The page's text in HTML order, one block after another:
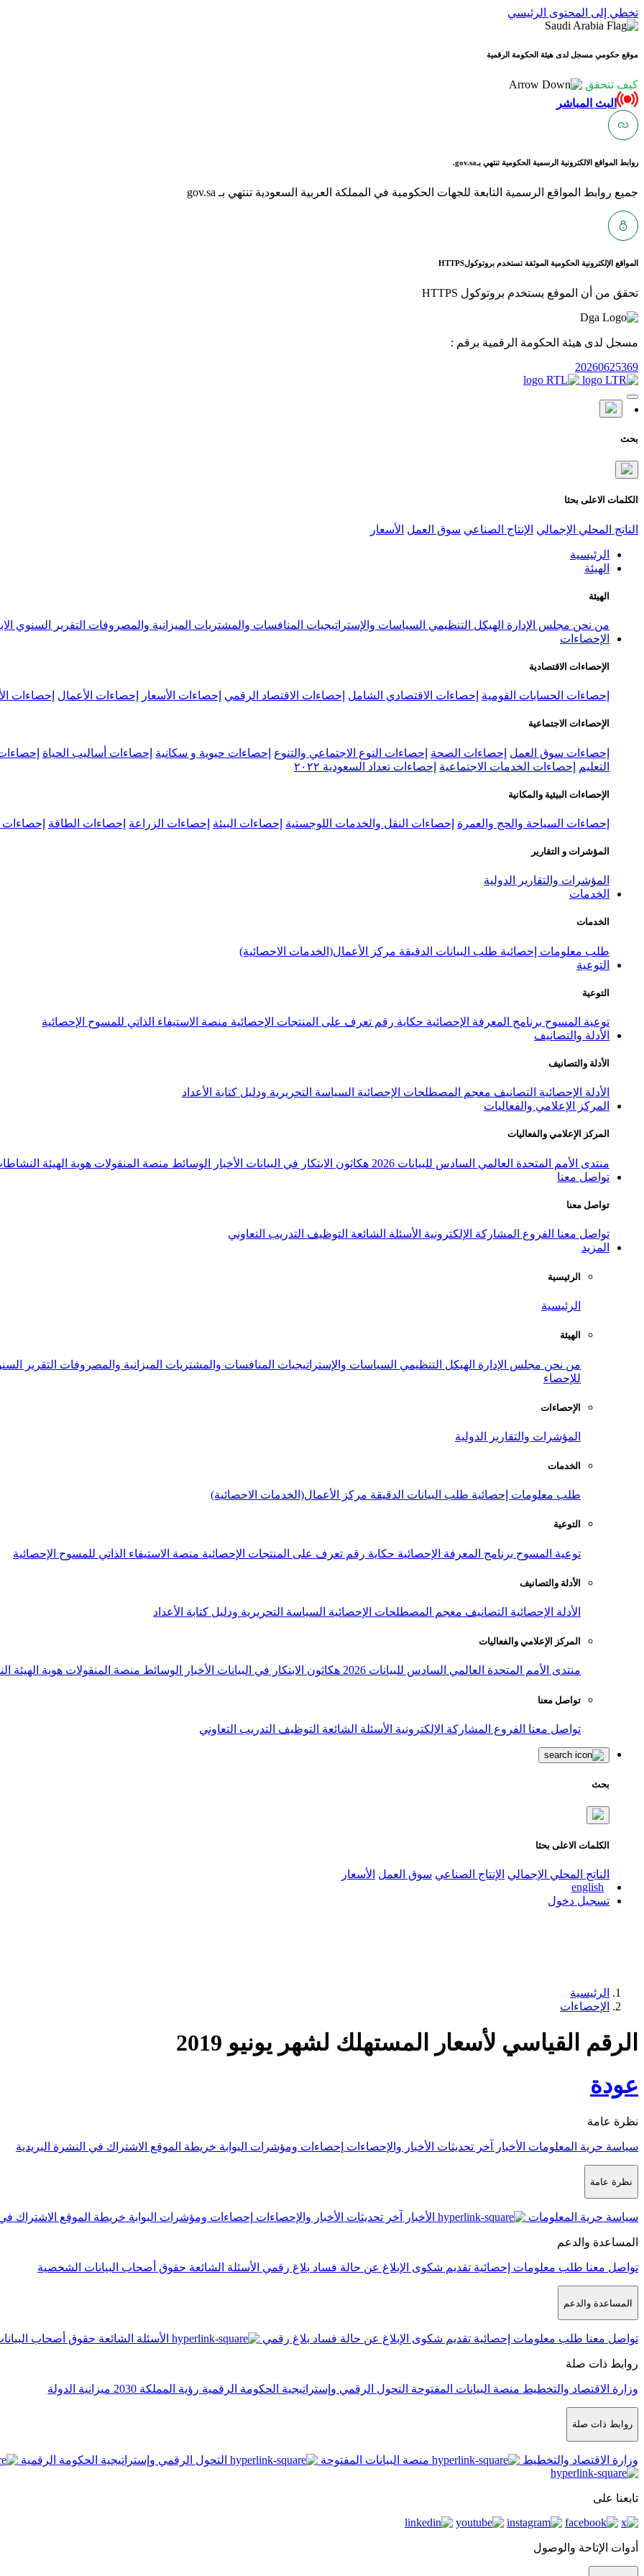
تخطي إلى المحتوى الرئيسي
موقع حكومي مسجل لدى هيئة الحكومة الرقمية
كيف تتحقق
البث المباشر
روابط المواقع الالكترونية الرسمية الحكومية تنتهي بـgov.sa.
جميع روابط المواقع الرسمية التابعة للجهات الحكومية في المملكة العربية السعودية تنتهي بـ gov.sa
المواقع الإلكترونية الحكومية الموثقة تستخدم بروتوكولHTTPS
تحقق من أن الموقع يستخدم بروتوكول HTTPS
مسجل لدى هيئة الحكومة الرقمية برقم :
20260625369
بحث
الكلمات الاعلى بحثا
الناتج المحلي الإجمالي الإنتاج الصناعي سوق العمل الأسعار
الرئيسية
الهيئة
الهيئة
من نحن مجلس الإدارة الهيكل التنظيمي السياسات والإستراتيجيات المنافسات والمشتريات الميزانية والمصروفات التقرير السنوي
الإحصاءات
الإحصاءات الاقتصادية
إحصاءات الحسابات القومية إحصاءات الاقتصادي الشامل إحصاءات الاقتصاد الرقمي إحصاءات الأسعار إحصاءات الأعمال إحصاءات
الإحصاءات الاجتماعية
إحصاءات سوق العمل إحصاءات الصحة إحصاءات النوع الاجتماعي والتنوع إحصاءات حيوية و سكانية إحصاءات أساليب الحياة
التعليم
إحصاءات الخدمات الاجتماعية إحصاءات تعداد السعودية ٢٠٢٢
الإحصاءات البيئية والمكانية
إحصاءات السياحة والحج والعمرة إحصاءات النقل والخدمات اللوجستية إحصاءات البيئة إحصاءات الزراعة إحصاءات الطاقة إحصاءات
المؤشرات و التقارير
المؤشرات والتقارير الدولية
الخدمات
الخدمات
طلب معلومات إحصائية طلب البيانات الدقيقة مركز الأعمال(الخدمات الاحصائية)
التوعية
التوعية
توعية المسوح برنامج المعرفة الإحصائية حكاية رقم تعرف على المنتجات الإحصائية منصة الاستيفاء الذاتي للمسوح الإحصائية
الأدلة والتصانيف
الأدلة والتصانيف
الأدلة الإحصائية التصانيف معجم المصطلحات الإحصائية السياسة التحريرية ودليل كتابة الأعداد
المركز الإعلامي والفعاليات
المركز الإعلامي والفعاليات
منتدى الأمم المتحدة العالمي السادس للبيانات 2026 هكاثون الابتكار في البيانات الأخبار الوسائط منصة المنقولات هوية الهيئة
تواصل معنا
تواصل معنا
تواصل معنا الفروع المشاركة الإلكترونية الأسئلة الشائعة التوظيف التدريب التعاوني
المزيد
الرئيسية
الرئيسية
الهيئة
من نحن مجلس الإدارة الهيكل التنظيمي السياسات والإستراتيجيات المنافسات والمشتريات الميزانية والمصروفات التقرير
للإحصاء
الإحصاءات
المؤشرات والتقارير الدولية
الخدمات
طلب معلومات إحصائية طلب البيانات الدقيقة مركز الأعمال(الخدمات الاحصائية)
التوعية
توعية المسوح برنامج المعرفة الإحصائية حكاية رقم تعرف على المنتجات الإحصائية منصة الاستيفاء الذاتي للمسوح الإحصائية
الأدلة والتصانيف
الأدلة الإحصائية التصانيف معجم المصطلحات الإحصائية السياسة التحريرية ودليل كتابة الأعداد
المركز الإعلامي والفعاليات
منتدى الأمم المتحدة العالمي السادس للبيانات 2026 هكاثون الابتكار في البيانات الأخبار الوسائط منصة المنقولات هوية الهيئة
تواصل معنا
تواصل معنا الفروع المشاركة الإلكترونية الأسئلة الشائعة التوظيف التدريب التعاوني
بحث
الكلمات الاعلى بحثا
الناتج المحلي الإجمالي الإنتاج الصناعي سوق العمل الأسعار
english
تسجيل دخول
الرئيسية
الإحصاءات
الرقم القياسي لأسعار المستهلك لشهر يونيو 2019
عودة
نظرة عامة
سياسة حرية المعلومات الأخبار آخر تحديثات الأخبار والإحصاءات إحصاءات ومؤشرات البوابة خريطة الموقع الاشتراك في النشرة البريدية
نظرة عامة
سياسة حرية المعلومات الأخبار آخر تحديثات الأخبار والإحصاءات إحصاءات ومؤشرات البوابة خريطة الموقع الاشتراك
المساعدة والدعم
تواصل معنا طلب معلومات إحصائية تقديم شكوى الإبلاغ عن حالة فساد بلاغ رقمي الأسئلة الشائعة حقوق أصحاب البيانات الشخصية
المساعدة والدعم
تواصل معنا طلب معلومات إحصائية تقديم شكوى الإبلاغ عن حالة فساد بلاغ رقمي الأسئلة الشائعة حقوق أصحاب
روابط ذات صلة
وزارة الاقتصاد والتخطيط منصة البيانات المفتوحة التحول الرقمي وإستراتيجية الحكومة الرقمية رؤية المملكة 2030 ميزانية الدولة
روابط ذات صلة
وزارة الاقتصاد والتخطيط منصة البيانات المفتوحة التحول الرقمي وإستراتيجية الحكومة الرقمية
تابعنا على
أدوات الإتاحة والوصول